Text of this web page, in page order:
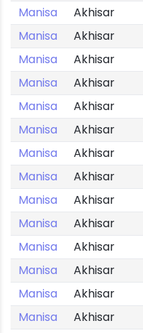
Manisa Akhisar
Manisa
Akhisar
Manisa
Akhisar
Manisa
Akhisar
Manisa
Akhisar
Manisa
Akhisar
Manisa
Akhisar
Manisa
Akhisar
Manisa
Akhisar
Manisa
Akhisar
Manisa
Akhisar
Manisa
Akhisar
Manisa
Akhisar
Manisa
Akhisar